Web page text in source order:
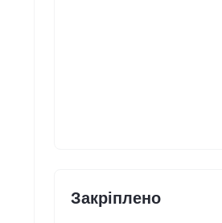
Закріплено